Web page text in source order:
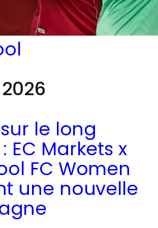
session de
réponses
en
l’équipe
et dernière
Anfield, la
a offert un
des
le long
EC Markets x
FC Women
une nouvelle